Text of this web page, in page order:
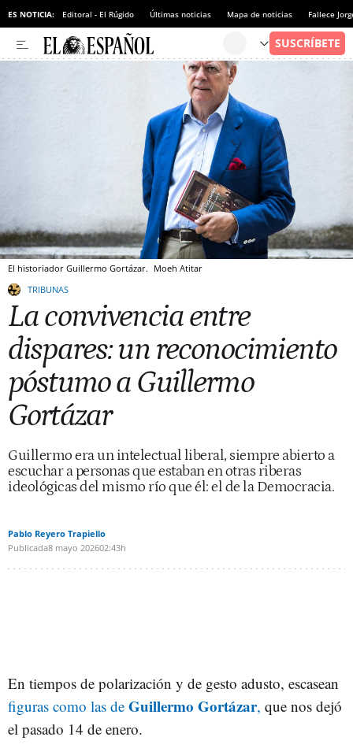
ES NOTICIA: Editoral - El Rúgido Últimas noticias Mapa de noticias Fallece
El historiador Guillermo Gortázar. Moeh Atitar
TRIBUNAS
La convivencia entre
dispares: un reconocimiento
póstumo a Guillermo
Gortázar
Guillermo era un intelectual liberal, siempre abierto a
escuchar a personas que estaban en otras riberas
ideológicas del mismo río que él: el de la Democracia.
Pablo Reyero Trapiello
Publicada8 mayo 202602:43h
En tiempos de polarización y de gesto adusto, escasean
figuras como las de Guillermo Gortázar, que nos dejó
el pasado 14 de enero.